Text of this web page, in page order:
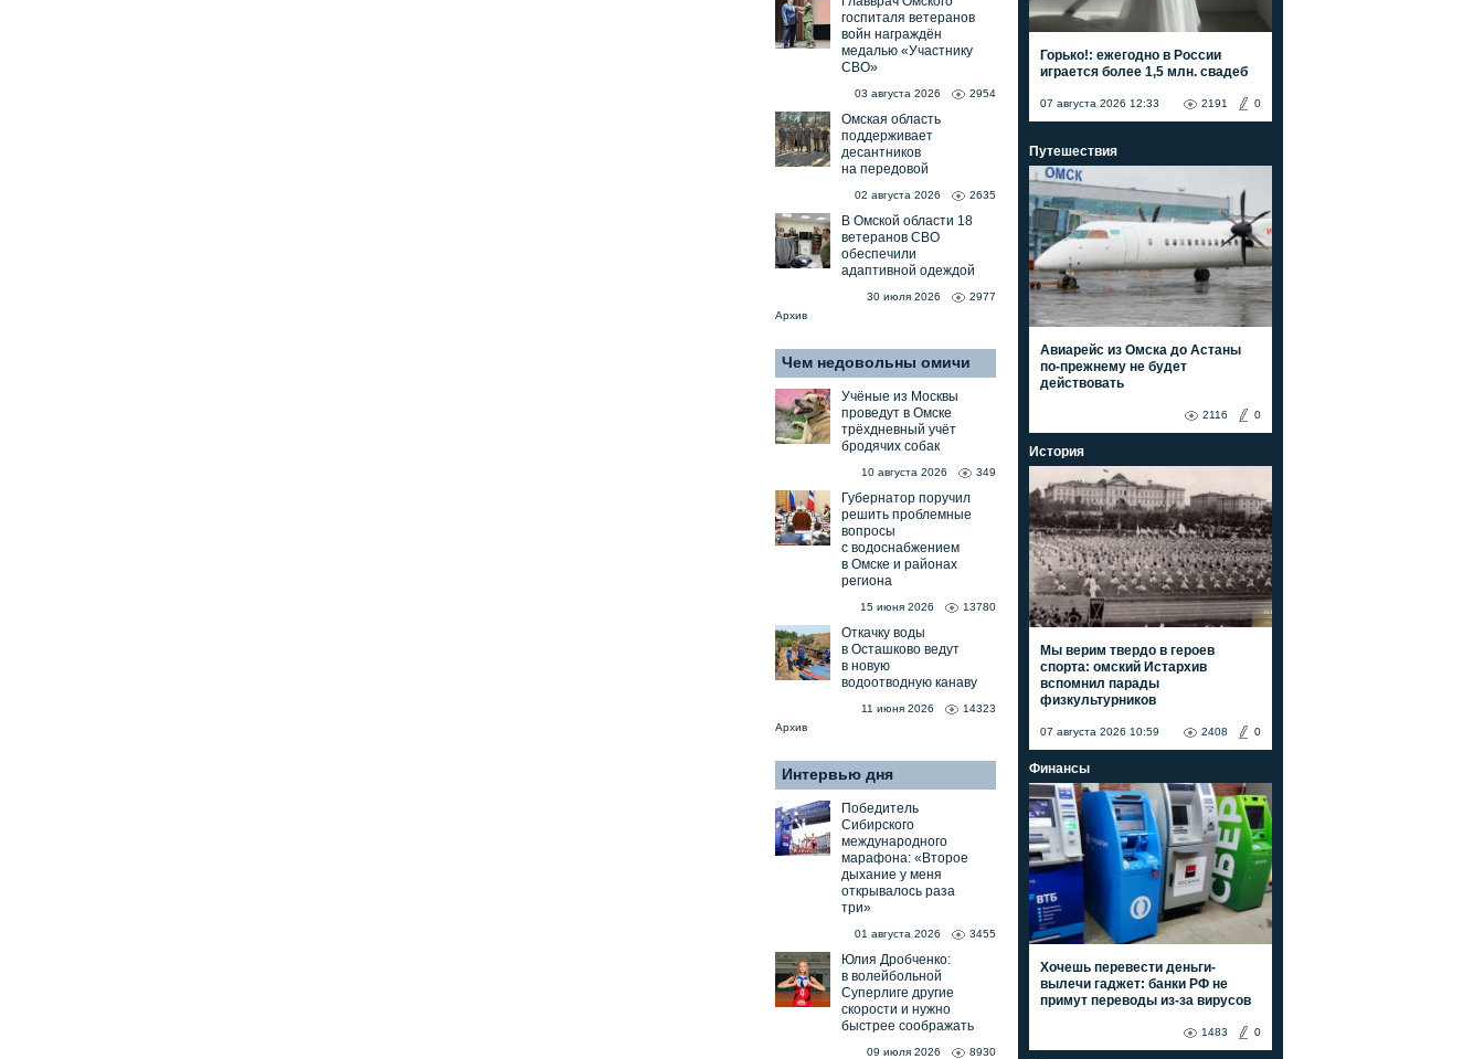
госпиталя ветеранов
войн награждён
медалью «Участнику
СВО»
2954
03 августа 2026
Омская область
поддерживает
десантников
на передовой
2635
02 августа 2026
В Омской области 18
ветеранов СВО
обеспечили
адаптивной одеждой
2977
30 июля 2026
Архив
Чем недовольны омичи
Учёные из Москвы
проведут в Омске
трёхдневный учёт
бродячих собак
349
10 августа 2026
Губернатор поручил
решить проблемные
вопросы
с водоснабжением
в Омске и районах
региона
13780
15 июня 2026
Откачку воды
в Осташково ведут
в новую
водоотводную канаву
14323
11 июня 2026
Архив
Интервью дня
Победитель
Сибирского
международного
марафона: «Второе
дыхание у меня
открывалось раза
три»
3455
01 августа 2026
Юлия Дробченко:
в волейбольной
Суперлиге другие
скорости и нужно
быстрее соображать
8930
09 июля 2026
Горько!: ежегодно в России
играется более 1,5 млн. свадеб
07 августа 2026 12:33 0
2191
Путешествия
Авиарейс из Омска до Астаны
по-прежнему не будет
действовать
0
2116
История
Мы верим твердо в героев
спорта: омский Истархив
вспомнил парады
физкультурников
07 августа 2026 10:59 0
2408
Финансы
Хочешь перевести деньги-
вылечи гаджет: банки РФ не
примут переводы из-за вирусов
0
1483